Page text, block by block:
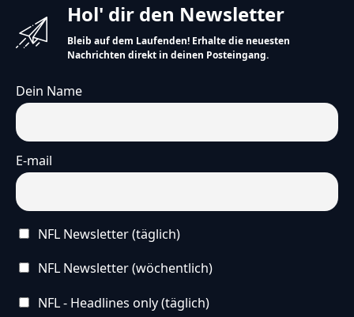
Hol' dir den Newsletter
Bleib auf dem Laufenden! Erhalte die neuesten
Nachrichten direkt in deinen Posteingang.
Dein Name
E-mail
NFL Newsletter (täglich)
NFL Newsletter (wöchentlich)
NFL - Headlines only (täglich)